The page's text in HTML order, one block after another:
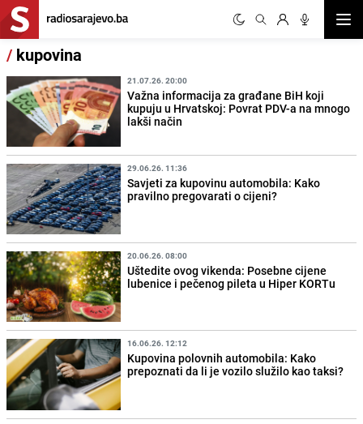
/ kupovina
21.07.26. 20:00
Važna informacija za građane BiH koji
kupuju u Hrvatskoj: Povrat PDV-a na mnogo
lakši način
29.06.26. 11:36
Savjeti za kupovinu automobila: Kako
pravilno pregovarati o cijeni?
20.06.26. 08:00
Uštedite ovog vikenda: Posebne cijene
lubenice i pečenog pileta u Hiper KORTu
16.06.26. 12:12
Kupovina polovnih automobila: Kako
prepoznati da li je vozilo služilo kao taksi?